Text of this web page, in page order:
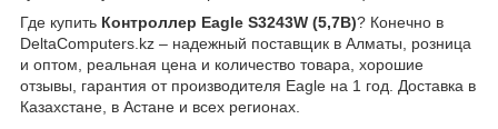
Где купить Контроллер Eagle S3243W (5,7B)? Конечно в
DeltaComputers.kz – надежный поставщик в Алматы, розница
и оптом, реальная цена и количество товара, хорошие
отзывы, гарантия от производителя Eagle на 1 год. Доставка в
Казахстане, в Астане и всех регионах.